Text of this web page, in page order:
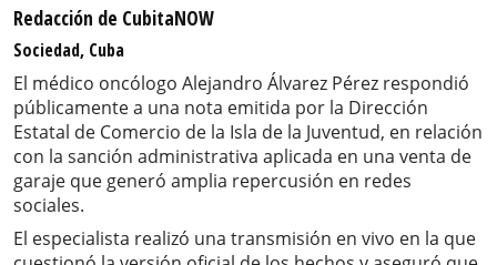
Redacción de CubitaNOW
Sociedad, Cuba
El médico oncólogo Alejandro Álvarez Pérez respondió
públicamente a una nota emitida por la Dirección
Estatal de Comercio de la Isla de la Juventud, en relación
con la sanción administrativa aplicada en una venta de
garaje que generó amplia repercusión en redes
sociales.
El especialista realizó una transmisión en vivo en la que